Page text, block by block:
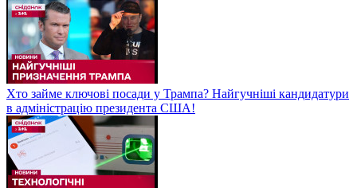
Хто займе ключові посади у Трампа? Найгучніші кандидатури
в адміністрацію президента США!